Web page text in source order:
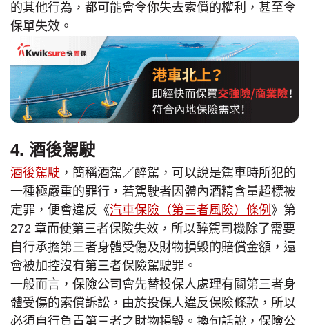
的其他行為，都可能會令你失去索償的權利，甚至令
保單失效。
4. 酒後駕駛
酒後駕駛 ，簡稱酒駕／醉駕，可以說是駕車時所犯的
一種極嚴重的罪行，若駕駛者因體內酒精含量超標被
定罪，便會違反《汽車保險（第三者風險）條例 》第
272 章而使第三者保險失效，所以醉駕司機除了需要
自行承擔第三者身體受傷及財物損毁的賠償金額，還
會被加控沒有第三者保險駕駛罪。
一般而言，保險公司會先替投保人處理有關第三者身
體受傷的索償訴訟，由於投保人違反保險條款，所以
必須自行負責第三者之財物損毀。換句話說，保險公